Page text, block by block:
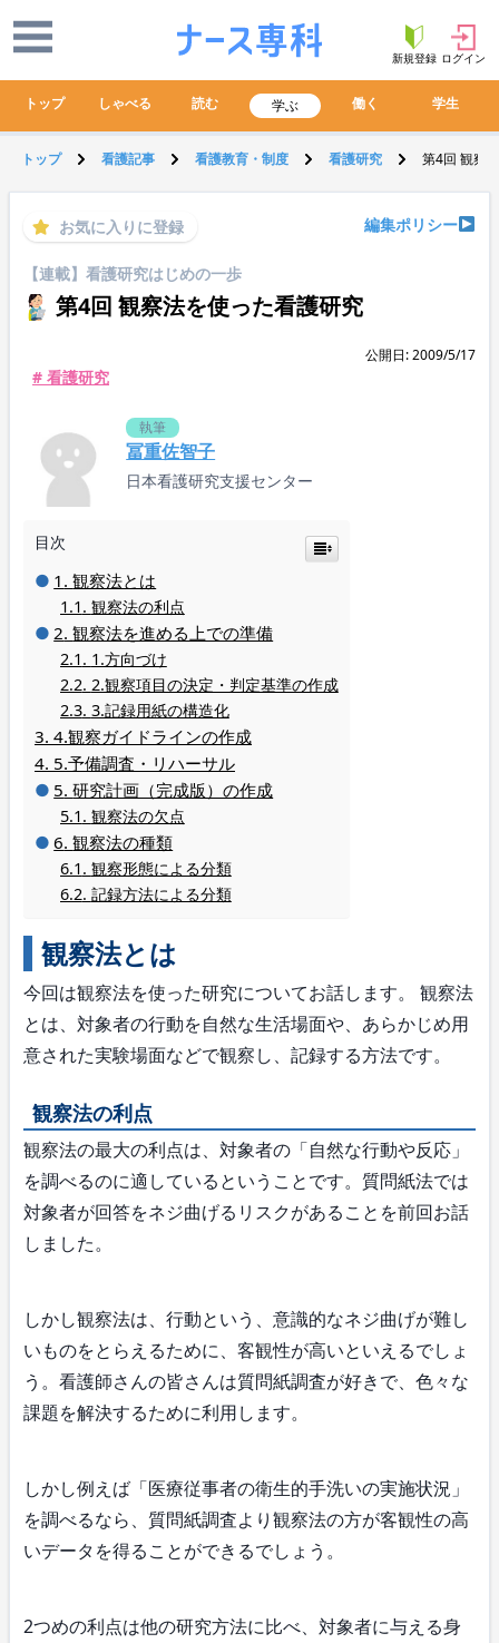
新規登録 ログイン
トップ しゃべる 読む 学ぶ 働く 学生
トップ 看護記事 看護教育・制度 看護研究 第4回 観察
お気に入りに登録 編集ポリシー
【連載】看護研究はじめの一歩
第4回 観察法を使った看護研究
公開日: 2009/5/17
# 看護研究
執筆
冨重佐智子
日本看護研究支援センター
目次
観察法とは
観察法の利点
観察法を進める上での準備
1.方向づけ
2.観察項目の決定・判定基準の作成
3.記録用紙の構造化
4.観察ガイドラインの作成
5.予備調査・リハーサル
研究計画（完成版）の作成
観察法の欠点
観察法の種類
観察形態による分類
記録方法による分類
観察法とは
今回は観察法を使った研究についてお話します。 観察法
とは、対象者の行動を自然な生活場面や、あらかじめ用
意された実験場面などで観察し、記録する方法です。
観察法の利点
観察法の最大の利点は、対象者の「自然な行動や反応」
を調べるのに適しているということです。質問紙法では
対象者が回答をネジ曲げるリスクがあることを前回お話
しました。
しかし観察法は、行動という、意識的なネジ曲げが難し
いものをとらえるために、客観性が高いといえるでしょ
う。看護師さんの皆さんは質問紙調査が好きで、色々な
課題を解決するために利用します。
しかし例えば「医療従事者の衛生的手洗いの実施状況」
を調べるなら、質問紙調査より観察法の方が客観性の高
いデータを得ることができるでしょう。
2つめの利点は他の研究方法に比べ、対象者に与える身